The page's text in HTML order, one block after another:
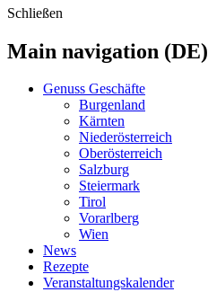
Schließen
Main navigation (DE)
Genuss Geschäfte
Burgenland
Kärnten
Niederösterreich
Oberösterreich
Salzburg
Steiermark
Tirol
Vorarlberg
Wien
News
Rezepte
Veranstaltungskalender